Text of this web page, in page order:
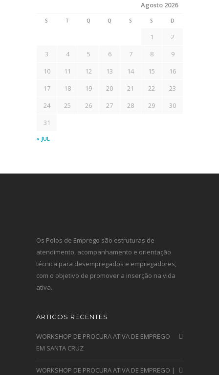
Agosto 2026
S T Q Q S S D
« JUL
1
2
3
4 5 6 7 8
9
10
11 12 13 14 15
16
17
18 19 20 21 22
23
24
25 26 27 28 29
30
31
Os Polos de Emprego são estruturas de
atendimento, acompanhamento e orientação
técnica para desempregados e empregadores,
com o objetivo de promover a inserção na vida
ativa.
ARTIGOS RECENTES
WORKSHOP DE PROCURA ATIVA DE EMPREGO
EM SANTA CRUZ
WORKSHOP DE PROCURA ATIVA DE EMPREGO |